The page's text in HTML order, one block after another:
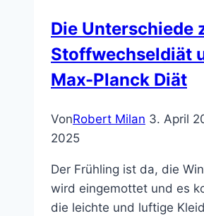
Die Unterschiede
Stoffwechseldiät
Max-Planck Diät
VonRobert Milan 3. April
2025
Der Frühling ist da, die
wird eingemottet und es
die leichte und luftige